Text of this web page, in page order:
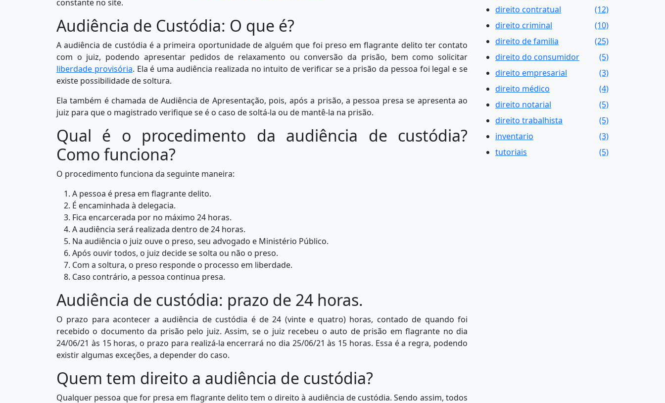
constante no site.
Audiência de Custódia: O que é?
A audiência de custódia é a primeira oportunidade de alguém que foi preso em flagrante delito ter contato
com o juiz, podendo apresentar pedidos de relaxamento ou conversão da prisão, bem como solicitar
liberdade provisória. Ela é uma audiência realizada no intuito de verificar se a prisão da pessoa foi legal e se
existe possibilidade de soltura.
Ela também é chamada de Audiência de Apresentação, pois, após a prisão, a pessoa presa se apresenta ao
juiz para que o magistrado verifique se é o caso de soltá-la ou de mantê-la na prisão.
Qual é o procedimento da audiência de custódia?
Como funciona?
O procedimento funciona da seguinte maneira:
A pessoa é presa em flagrante delito.
É encaminhada à delegacia.
Fica encarcerada por no máximo 24 horas.
A audiência será realizada dentro de 24 horas.
Na audiência o juiz ouve o preso, seu advogado e Ministério Público.
Após ouvir todos, o juiz decide se solta ou não o preso.
Com a soltura, o preso responde o processo em liberdade.
Caso contrário, a pessoa continua presa.
Audiência de custódia: prazo de 24 horas.
O prazo para acontecer a audiência de custódia é de 24 (vinte e quatro) horas, contado de quando foi
recebido o documento da prisão pelo juiz. Assim, se o juiz recebeu o auto de prisão em flagrante no dia
24/06/21 às 15 horas, o prazo para realizá-la encerrará no dia 25/06/21 às 15 horas. Essa é a regra, podendo
existir algumas exceções, a depender do caso.
Quem tem direito a audiência de custódia?
Qualquer pessoa que for presa em flagrante delito tem o direito à audiência de custódia. Sendo assim, todos
direito contratual
(12)
direito criminal
(10)
direito de familia
(25)
direito do consumidor
(5)
direito empresarial
(3)
direito médico
(4)
direito notarial
(5)
direito trabalhista
(5)
inventario
(3)
tutoriais
(5)